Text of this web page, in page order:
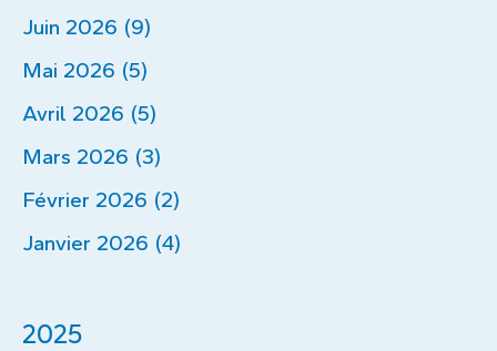
Juin 2026 (9)
Mai 2026 (5)
Avril 2026 (5)
Mars 2026 (3)
Février 2026 (2)
Janvier 2026 (4)
2025